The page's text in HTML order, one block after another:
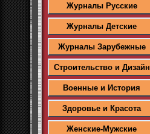
Журналы Русские
Журналы Детские
Журналы Зарубежные
Строительство и Дизайн
Военные и История
Здоровье и Красота
Женские-Мужские